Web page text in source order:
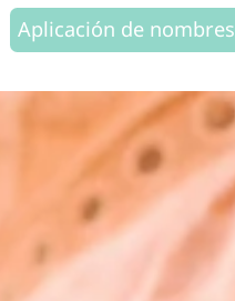
Aplicación de nombres